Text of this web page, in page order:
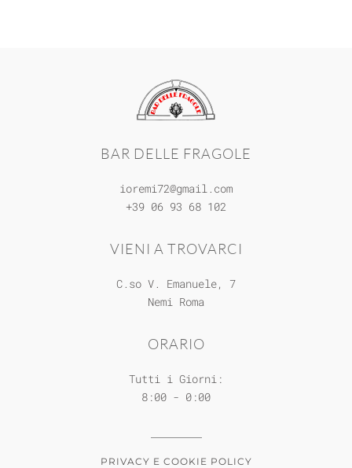
VIENI A TROVARCI
C.so V. Emanuele, 7
Nemi Roma
BAR DELLE FRAGOLE
ioremi72@gmail.com
+39 06 93 68 102
ORARIO
Tutti i Giorni:
8:00 - 0:00
PRIVACY E COOKIE POLICY